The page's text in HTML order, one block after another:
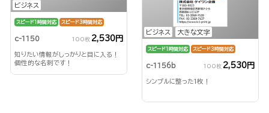
ビジネス
スピード1時間対応 スピード3時間対応
c-1150 100枚 2,530円
知りたい情報がしっかりと目に入る！
個性的な名刺です！
ビジネス 大きな文字
スピード1時間対応 スピード3時間対応
c-1156b 100枚 2,530円
シンプルに整った1枚！